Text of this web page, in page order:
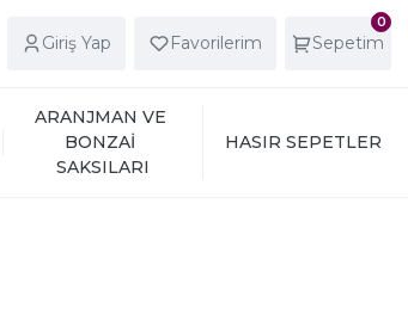
Giriş Yap Favorilerim
0
Sepetim
ARANJMAN VE
BONZAİ
SAKSILARI
HASIR SEPETLER